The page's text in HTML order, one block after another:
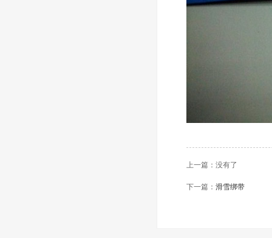
上一篇：没有了
下一篇： 滑雪绑带